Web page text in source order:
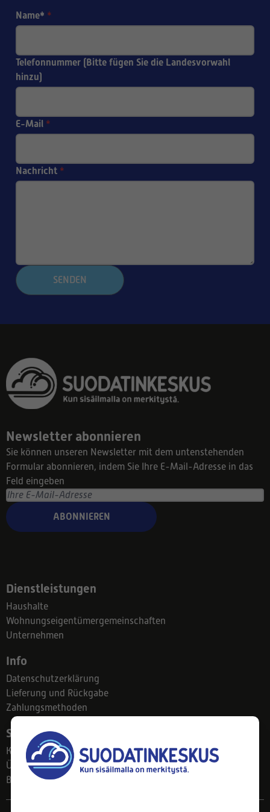
Name* *
Telefonnummer (Bitte fügen Sie die Landesvorwahl
hinzu)
E-Mail *
Nachricht *
SENDEN
Newsletter abonnieren
Sie können unseren Newsletter mit dem untenstehenden
Formular abonnieren, indem Sie Ihre E-Mail-Adresse in das
Feld eingeben
ABONNIEREN
Dienstleistungen
Haushalte
Wohnungseigentümergemeinschaften
Unternehmen
Info
Datenschutzerklärung
Lieferung und Rückgabe
Zahlungsmethoden
Suodatinkeskus
Kontakt
Über uns
Blog